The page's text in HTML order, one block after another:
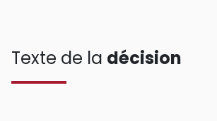
Texte de la décision